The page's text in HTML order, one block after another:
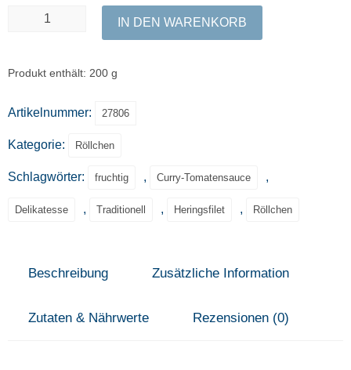
IN DEN WARENKORB
Produkt enthält: 200 g
Artikelnummer: 27806
Kategorie: Röllchen
Schlagwörter: fruchtig , Curry-Tomatensauce ,
Delikatesse , Traditionell , Heringsfilet , Röllchen
Beschreibung Zusätzliche Information
Zutaten & Nährwerte Rezensionen (0)